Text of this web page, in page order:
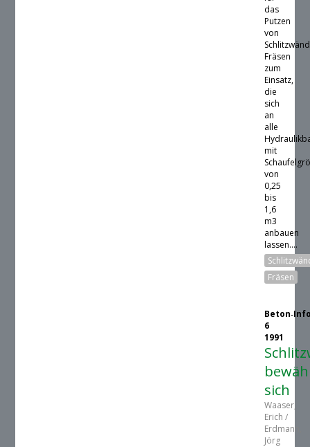
das
Putzen
von
Fräsen
zum
Einsatz,
die
sich
an
alle
mit
von
0,25
bis
1,6
m3
anbauen
lassen....
Fräsen
6
1991
sich
Waaser,
Erich /
Erdmann,
Jörg